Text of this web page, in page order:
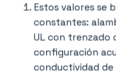
Estos valores se
constantes:
UL con trenzado
configuración
conductividad de